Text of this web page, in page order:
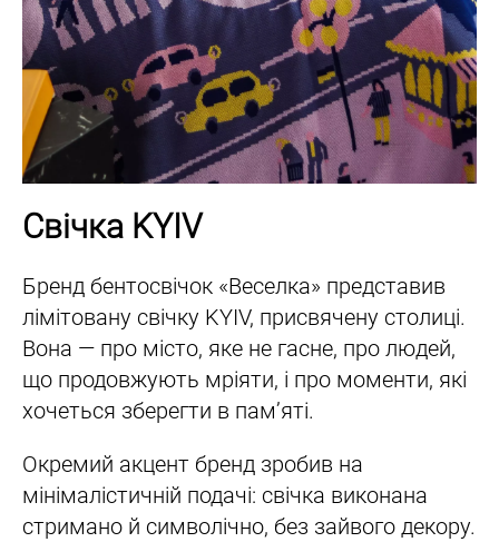
Свічка KYIV
Бренд бентосвічок «Веселка» представив
лімітовану свічку KYIV, присвячену столиці.
Вона — про місто, яке не гасне, про людей,
що продовжують мріяти, і про моменти, які
хочеться зберегти в пам’яті.
Окремий акцент бренд зробив на
мінімалістичній подачі: свічка виконана
стримано й символічно, без зайвого декору.